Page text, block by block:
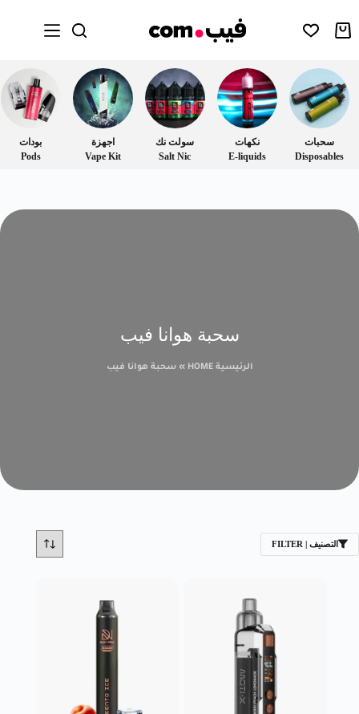
سحبات
Disposables
نكهات
E-liquids
سولت نك
Salt Nic
اجهزة
Vape Kit
بودات
Pods
سحبة هوانا فيب
الرئيسية HOME »سحبة هوانا فيب
التصنيف | FILTER